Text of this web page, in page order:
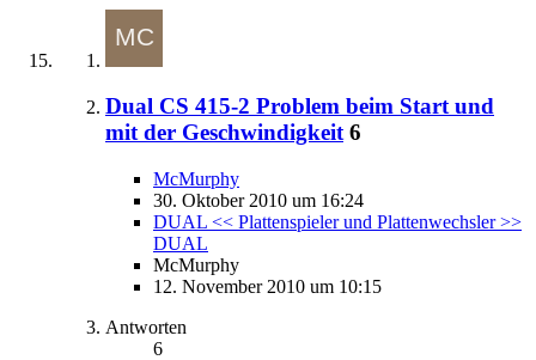
Dual CS 415-2 Problem beim Start und
mit der Geschwindigkeit 6
McMurphy
30. Oktober 2010 um 16:24
DUAL << Plattenspieler und Plattenwechsler >>
DUAL
McMurphy
12. November 2010 um 10:15
Antworten
6